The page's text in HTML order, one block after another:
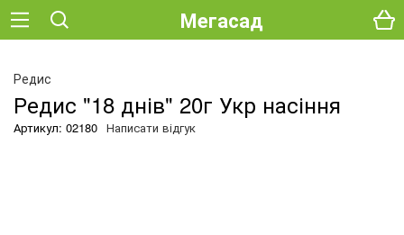
Мегасад
Редис
Редис "18 днів" 20г Укр насіння
Артикул: 02180 Написати відгук